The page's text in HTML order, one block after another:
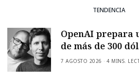
TENDENCIA
OpenAI prepara
de más de 300
7 AGOSTO 2026 4 MINS.